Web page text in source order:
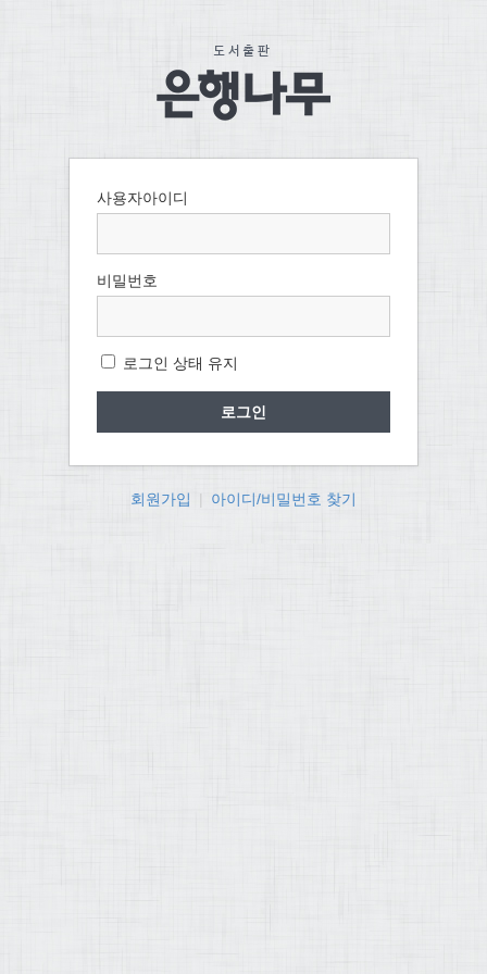
사용자아이디
비밀번호
로그인 상태 유지
회원가입 아이디/비밀번호 찾기